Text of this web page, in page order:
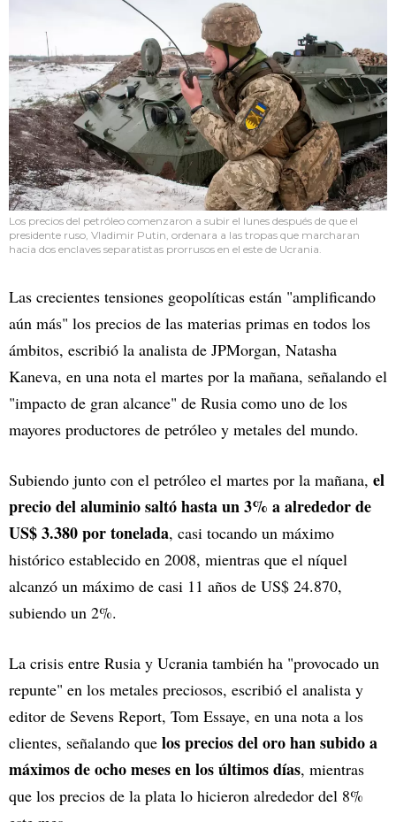
Los precios del petróleo comenzaron a subir el lunes después de que el
presidente ruso, Vladimir Putin, ordenara a las tropas que marcharan
hacia dos enclaves separatistas prorrusos en el este de Ucrania.
Las crecientes tensiones geopolíticas están "amplificando
aún más" los precios de las materias primas en todos los
ámbitos, escribió la analista de JPMorgan, Natasha
Kaneva, en una nota el martes por la mañana, señalando el
"impacto de gran alcance" de Rusia como uno de los
mayores productores de petróleo y metales del mundo.
Subiendo junto con el petróleo el martes por la mañana, el
precio del aluminio saltó hasta un 3% a alrededor de
US$ 3.380 por tonelada, casi tocando un máximo
histórico establecido en 2008, mientras que el níquel
alcanzó un máximo de casi 11 años de US$ 24.870,
subiendo un 2%.
La crisis entre Rusia y Ucrania también ha "provocado un
repunte" en los metales preciosos, escribió el analista y
editor de Sevens Report, Tom Essaye, en una nota a los
clientes, señalando que los precios del oro han subido a
máximos de ocho meses en los últimos días, mientras
que los precios de la plata lo hicieron alrededor del 8%